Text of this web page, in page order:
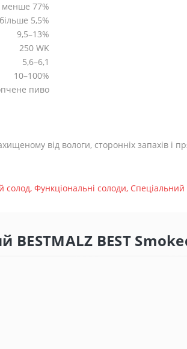
менше 77%
5,5%
9,5–13%
250 WK
5,6–6,1
10–100%
пиво
від вологи, сторонніх запахів і
солод, Функціональні солоди, Спеціальний
BESTMALZ BEST